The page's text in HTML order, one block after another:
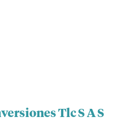
Tlc S A S